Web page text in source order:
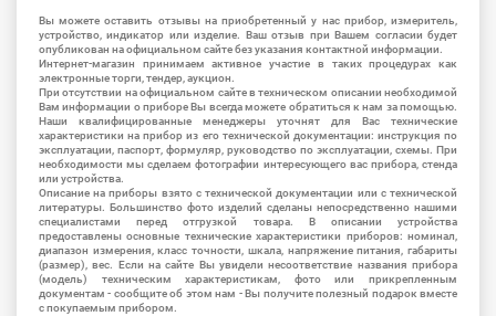
Вы можете оставить отзывы на приобретенный у нас прибор, измеритель,
устройство, индикатор или изделие. Ваш отзыв при Вашем согласии будет
опубликован на официальном сайте без указания контактной информации.
Интернет-магазин принимаем активное участие в таких процедурах как
электронные торги, тендер, аукцион.
При отсутствии на официальном сайте в техническом описании необходимой
Вам информации о приборе Вы всегда можете обратиться к нам за помощью.
Наши квалифицированные менеджеры уточнят для Вас технические
характеристики на прибор из его технической документации: инструкция по
эксплуатации, паспорт, формуляр, руководство по эксплуатации, схемы. При
необходимости мы сделаем фотографии интересующего вас прибора, стенда
или устройства.
Описание на приборы взято с технической документации или с технической
литературы. Большинство фото изделий сделаны непосредственно нашими
специалистами перед отгрузкой товара. В описании устройства
предоставлены основные технические характеристики приборов: номинал,
диапазон измерения, класс точности, шкала, напряжение питания, габариты
(размер), вес. Если на сайте Вы увидели несоответствие названия прибора
(модель) техническим характеристикам, фото или прикрепленным
документам - сообщите об этом нам - Вы получите полезный подарок вместе
с покупаемым прибором.